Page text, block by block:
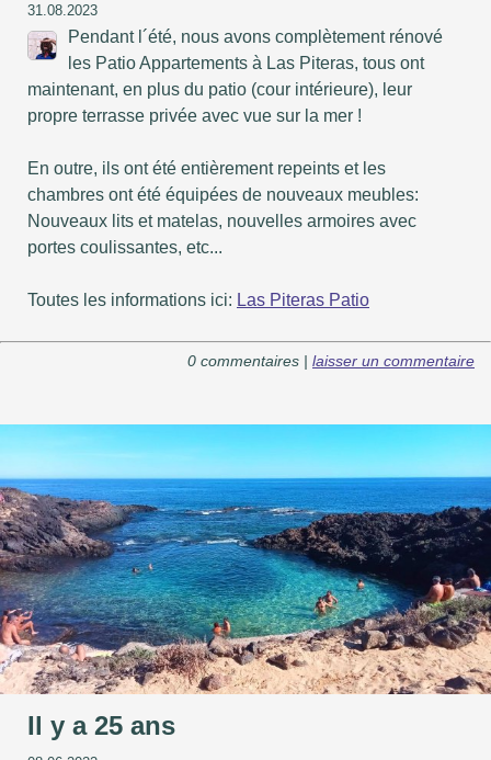
31.08.2023
Pendant l´été, nous avons complètement rénové
les Patio Appartements à Las Piteras, tous ont
maintenant, en plus du patio (cour intérieure), leur
propre terrasse privée avec vue sur la mer !
En outre, ils ont été entièrement repeints et les
chambres ont été équipées de nouveaux meubles:
Nouveaux lits et matelas, nouvelles armoires avec
portes coulissantes, etc...
Toutes les informations ici: Las Piteras Patio
0 commentaires | laisser un commentaire
Il y a 25 ans